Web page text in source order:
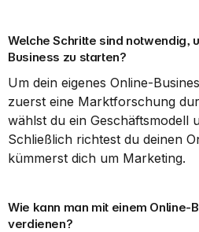
Welche Schritte sind notwendig,
Business zu starten?
Um dein eigenes Online-
zuerst eine Marktforschung
wählst du ein Geschäftsmodell
Schließlich richtest du deinen
kümmerst dich um Marketing.
Wie kann man mit einem Online-
verdienen?